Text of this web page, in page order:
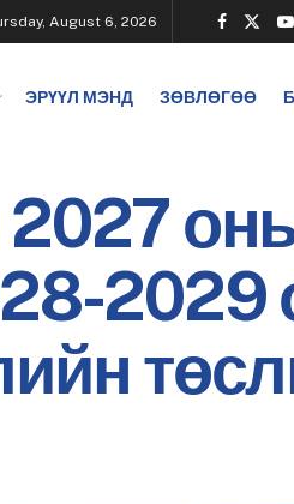
August 6, 2026
ЭРҮҮЛ МЭНД ЗӨВЛӨГӨӨ
2027